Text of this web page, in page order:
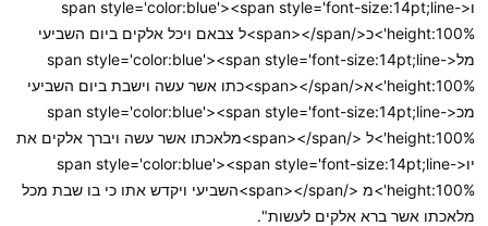
ו<span style='color:blue'><span style='font-size:14pt;line-
height:100%'>כ</span></span>ל צבאם ויכל אלקים ביום השביעי
מל<span style='color:blue'><span style='font-size:14pt;line-
height:100%'>א</span></span>כתו אשר עשה וישבת ביום השביעי
מכ<span style='color:blue'><span style='font-size:14pt;line-
height:100%'>ל </span></span>מלאכתו אשר עשה ויברך אלקים את
יו<span style='color:blue'><span style='font-size:14pt;line-
height:100%'>מ </span></span>השביעי ויקדש אתו כי בו שבת מכל
מלאכתו אשר ברא אלקים לעשות".